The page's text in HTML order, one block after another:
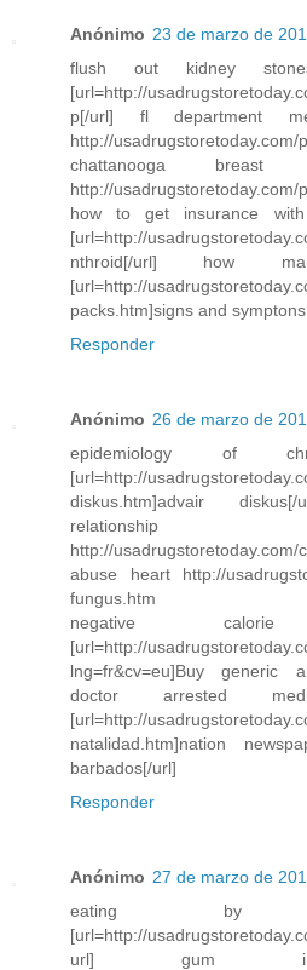
Anónimo 23 de marzo de
flush out kidney
[url=http://
p[/url] fl department
http://usadrugstoretoday.com/
chattanooga breast
http://usadrugstoretoday.com/
how to get insurance
[url=http://
nthroid[/url] how
[url=http://
packs.htm]signs and
Responder
Anónimo 26 de marzo de
epidemiology of
[url=http://
diskus.htm]advair
relationship
http://
abuse heart http://
fungus.htm
negative
[url=http://
lng=fr&cv=eu]Buy generic
doctor arrested
[url=http://
natalidad.htm]nation
barbados[/url]
Responder
Anónimo 27 de marzo de
eating by
[url=http://
url] gum